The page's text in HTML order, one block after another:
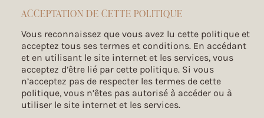
ACCEPTATION DE CETTE POLITIQUE
Vous reconnaissez que vous avez lu cette politique et
acceptez tous ses termes et conditions. En accédant
et en utilisant le site internet et les services, vous
acceptez d’être lié par cette politique. Si vous
n’acceptez pas de respecter les termes de cette
politique, vous n’êtes pas autorisé à accéder ou à
utiliser le site internet et les services.